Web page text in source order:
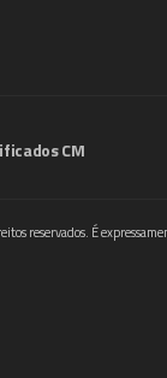
CM
reservados. É